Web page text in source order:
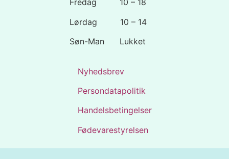
Fredag 10 – 18
Lørdag 10 – 14
Søn-Man Lukket
Nyhedsbrev
Persondatapolitik
Handelsbetingelser
Fødevarestyrelsen